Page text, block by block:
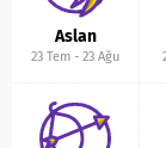
Aslan
23 Tem -23 Ağu